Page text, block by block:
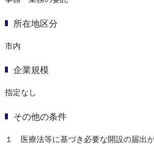
所在地区分
市内
企業規模
指定なし
その他の条件
１ 医療法等に基づき必要な開設の届出